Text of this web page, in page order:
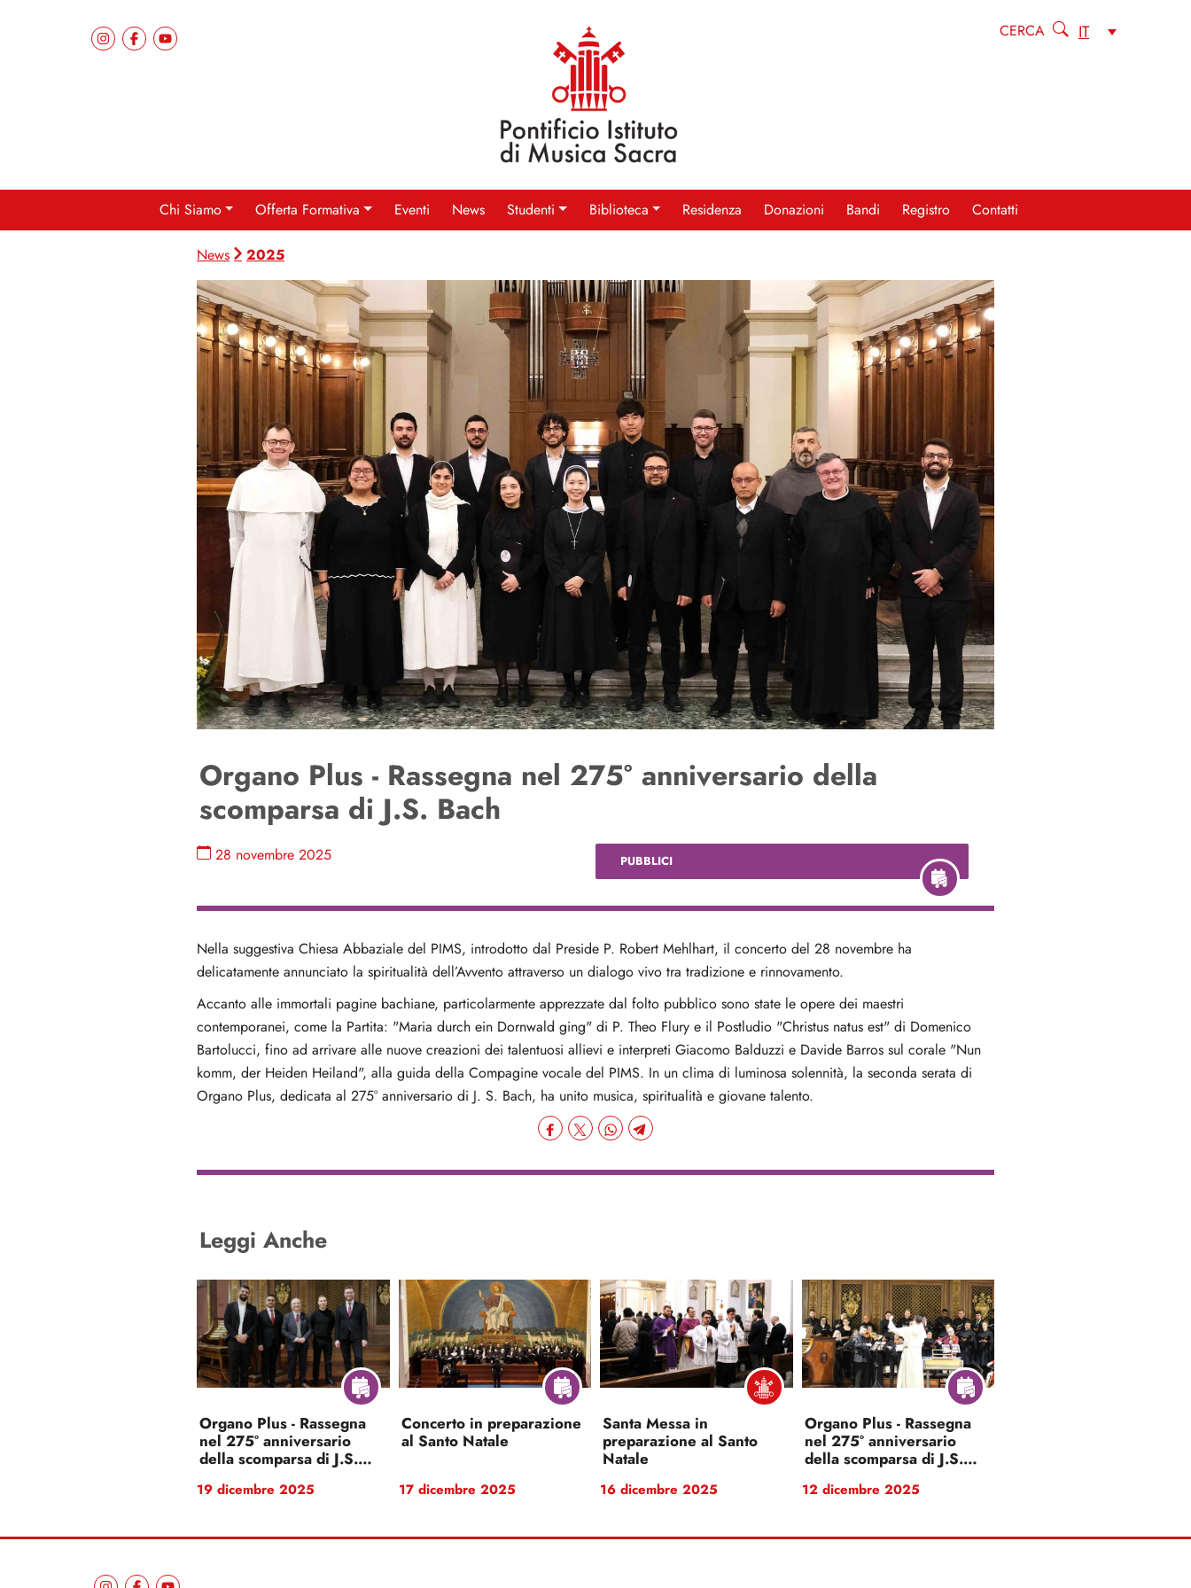
CERCA IT
Chi Siamo Offerta Formativa Eventi News Studenti Biblioteca Residenza Donazioni Bandi Registro Contatti
News 2025
Organo Plus - Rassegna nel 275° anniversario della
scomparsa di J.S. Bach
28 novembre 2025 PUBBLICI
Nella suggestiva Chiesa Abbaziale del PIMS, introdotto dal Preside P. Robert Mehlhart, il concerto del 28 novembre ha
delicatamente annunciato la spiritualità dell’Avvento attraverso un dialogo vivo tra tradizione e rinnovamento.
Accanto alle immortali pagine bachiane, particolarmente apprezzate dal folto pubblico sono state le opere dei maestri
contemporanei, come la Partita: "Maria durch ein Dornwald ging" di P. Theo Flury e il Postludio "Christus natus est" di Domenico
Bartolucci, fino ad arrivare alle nuove creazioni dei talentuosi allievi e interpreti Giacomo Balduzzi e Davide Barros sul corale "Nun
komm, der Heiden Heiland", alla guida della Compagine vocale del PIMS. In un clima di luminosa solennità, la seconda serata di
Organo Plus, dedicata al 275° anniversario di J. S. Bach, ha unito musica, spiritualità e giovane talento.
Leggi Anche
Organo Plus - Rassegna
nel 275° anniversario
della scomparsa di J.S.
19 dicembre 2025
Concerto in preparazione
al Santo Natale
17 dicembre 2025
Santa Messa in
preparazione al Santo
Natale
16 dicembre 2025
Organo Plus - Rassegna
nel 275° anniversario
della scomparsa di J.S.
12 dicembre 2025